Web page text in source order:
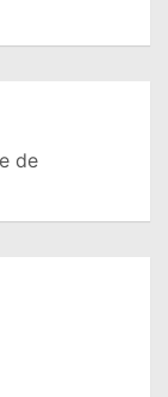
de